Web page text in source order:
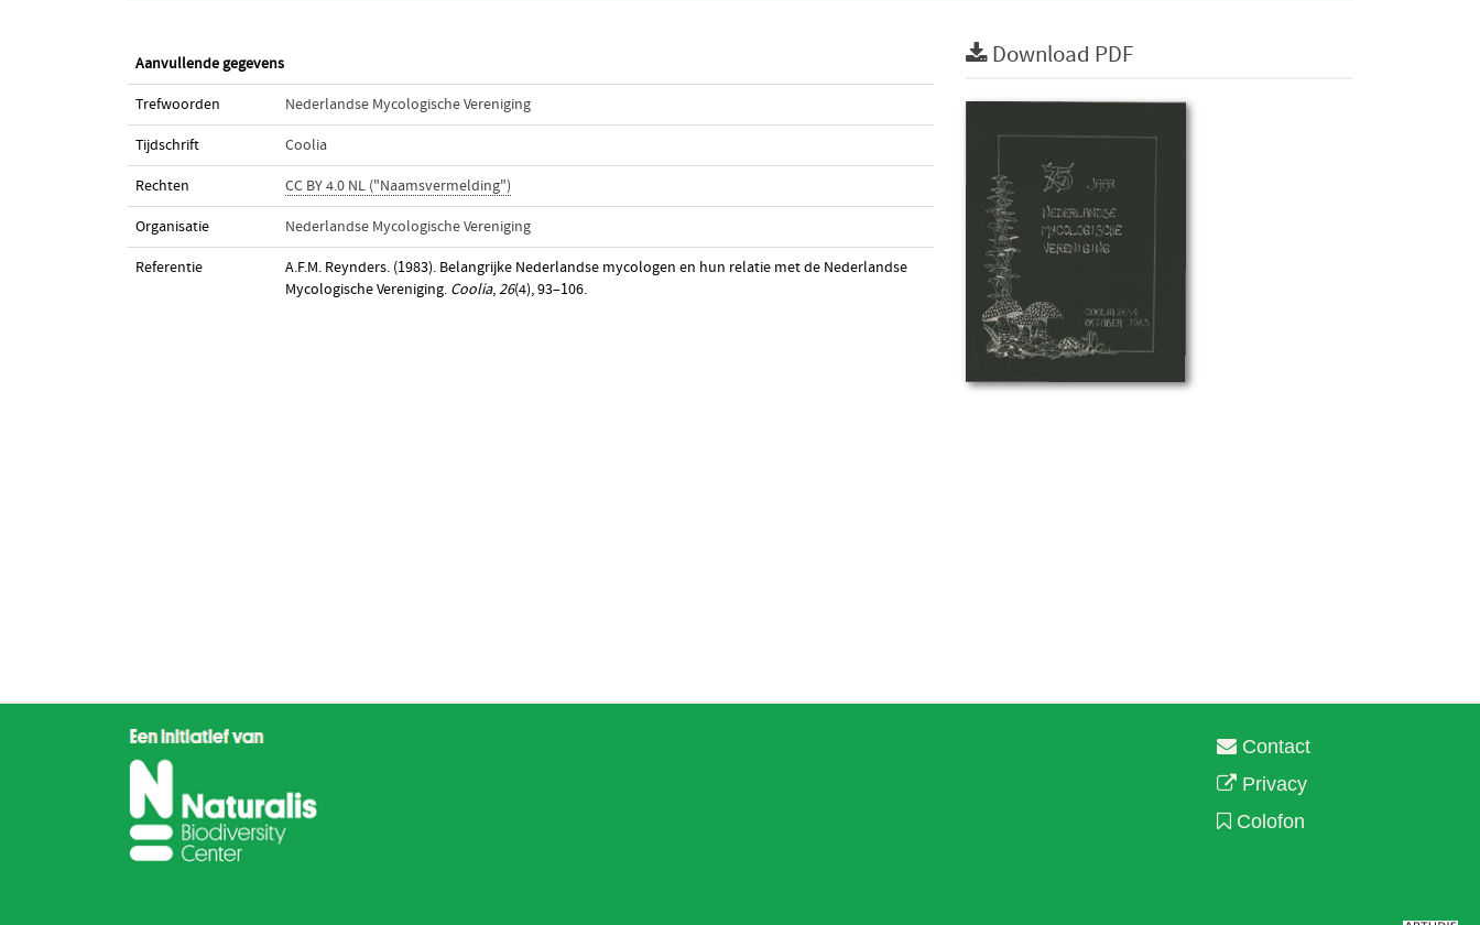
Aanvullende gegevens
Trefwoorden Nederlandse Mycologische Vereniging
Tijdschrift Coolia
Rechten CC BY 4.0 NL ("Naamsvermelding")
Organisatie Nederlandse Mycologische Vereniging
Referentie
A.F.M. Reynders. (1983). Belangrijke Nederlandse mycologen en hun relatie met de Nederlandse
Mycologische Vereniging. Coolia,26(4), 93–106.
Download PDF
Contact
Privacy
Colofon